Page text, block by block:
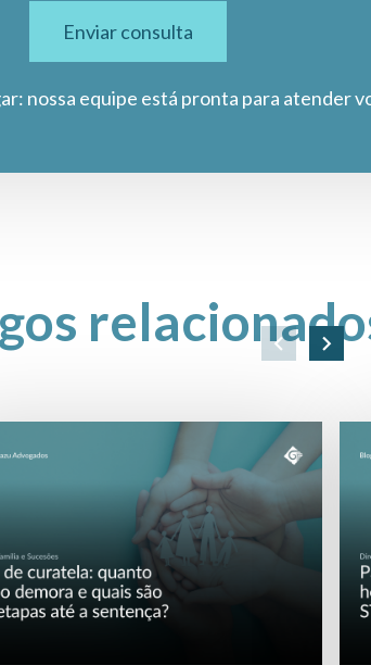
Enviar consulta
nossa equipe está pronta para atender